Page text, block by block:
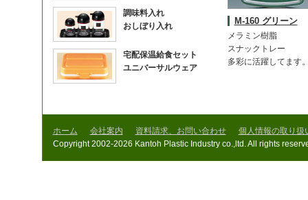
調味料入れ
おしぼり入れ
宅配保温給食セット
ユニバーサルウェア
M-160 グリーン
メラミン樹脂
スナックトレー
多彩に活躍してます
ホーム 会社案内 資料請求、お問い合わせ
個人情報の取り扱
Copyright 2002-2026 Kantoh Plastic Industry co.,ltd. All rights